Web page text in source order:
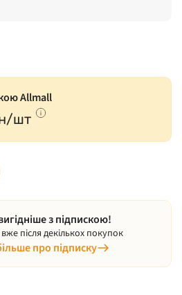
Allmall
шт
з підпискою!
після декількох покупок
про підписку